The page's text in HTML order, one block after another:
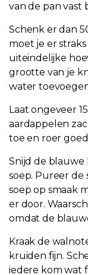
van de pan vast
Schenk er dan
moet je er
uiteindelijke
grootte van je
water
Laat ongeveer
aardappelen
toe en roer
Snijd de blauwe
soep. Pureer de
soep op smaak
er door.
omdat de
Kraak de
kruiden fijn.
iedere kom wat